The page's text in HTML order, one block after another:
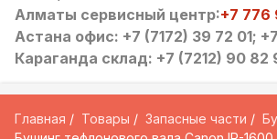
Алматы сервисный центр:+7 776
Астана офис: +7 (7172) 39 72 01;
Караганда склад: +7 (7212) 90 82
Главная Товары Запасные части